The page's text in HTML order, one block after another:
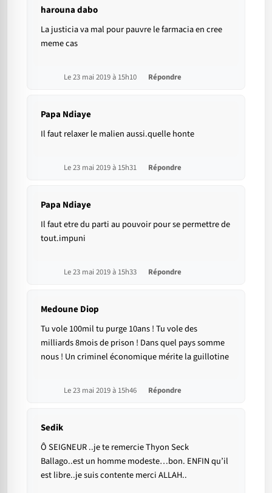
harouna dabo
La justicia va mal pour pauvre le farmacia en cree
meme cas
Le 23 mai 2019 à 15h10 Répondre
Papa Ndiaye
Il faut relaxer le malien aussi.quelle honte
Le 23 mai 2019 à 15h31 Répondre
Papa Ndiaye
Il faut etre du parti au pouvoir pour se permettre de
tout.impuni
Le 23 mai 2019 à 15h33 Répondre
Medoune Diop
Tu vole 100mil tu purge 10ans ! Tu vole des
milliards 8mois de prison ! Dans quel pays somme
nous ! Un criminel économique mérite la guillotine
Le 23 mai 2019 à 15h46 Répondre
Sedik
Ô SEIGNEUR ..je te remercie Thyon Seck
Ballago..est un homme modeste…bon. ENFIN qu’il
est libre..je suis contente merci ALLAH..